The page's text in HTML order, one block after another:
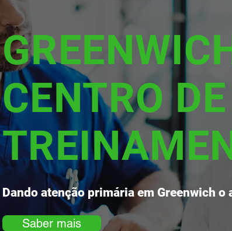
CENTRO DE
Dando atenção primária em Greenwich o
Saber mais